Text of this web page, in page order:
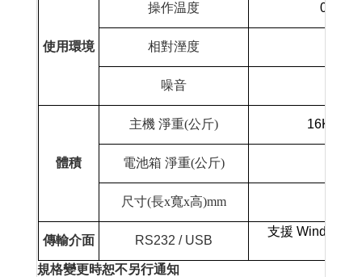
使用環境
操作温度 0-40
相對溼度
噪音
體積
主機 淨重(公斤) 16Kgs
電池箱 淨重(公斤)
尺寸(長x寬x高)mm
傳輸介面 RS232 / USB
支援 Windows
規格變更時恕不另行通知